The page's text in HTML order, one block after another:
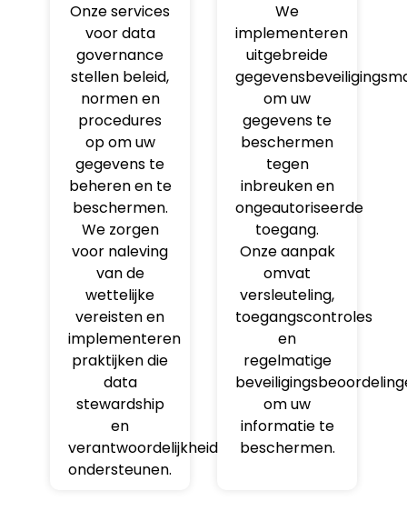
Onze services
voor data
governance
stellen beleid,
normen en
procedures
op om uw
gegevens te
beheren en te
beschermen.
We zorgen
voor naleving
van de
wettelijke
vereisten en
implementeren
praktijken die
data
stewardship
en
verantwoordelijkheid
ondersteunen.
We
implementeren
uitgebreide
om uw
gegevens te
beschermen
tegen
inbreuken en
ongeautoriseerde
toegang.
Onze aanpak
omvat
versleuteling,
toegangscontroles
en
regelmatige
om uw
informatie te
beschermen.